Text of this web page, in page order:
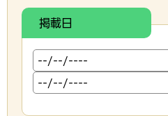
掲載日